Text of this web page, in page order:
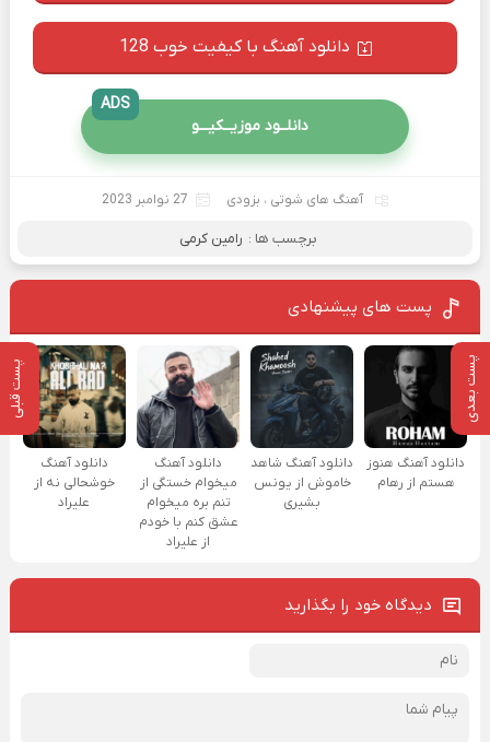
پست بعدی پست قبلی
دانلود آهنگ با کیفیت خوب 128
دانلــود موزیــکیـــو
ADS
آهنگ های شوتی ، بزودی 27 نوامبر 2023
برچسب ها : رامین کرمی
پست های پیشنهادی
دانلود آهنگ هنوز
هستم از رهام
دانلود آهنگ شاهد
خاموش از یونس
بشیری
دانلود آهنگ
میخوام خستگی از
تنم بره میخوام
عشق کنم با خودم
از علیراد
دانلود آهنگ
خوشحالی نه از
علیراد
دیدگاه خود را بگذارید